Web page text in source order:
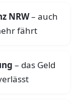
NRW– auch
fährt
– das Geld